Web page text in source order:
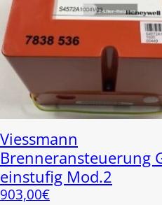
Viessmann
Brenneransteuerung
einstufig Mod.2
903,00€